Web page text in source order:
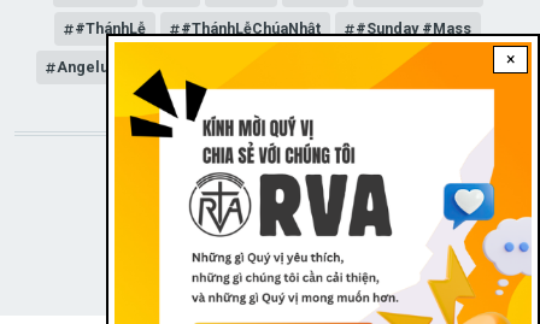
×
#ThánhLễ #ThánhLễChúaNhật #Sunday #Mass
Angelus Đức Giáo hoàng Lêô XIV General Audience
STAY CONNECTED WITH US!